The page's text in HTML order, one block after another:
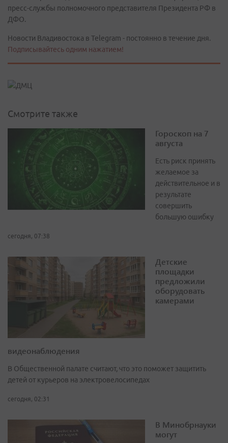
пресс-службы полномочного представителя Президента РФ в
ДФО.
Новости Владивостока в Telegram - постоянно в течение дня.
Подписывайтесь одним нажатием!
Смотрите также
Гороскоп на 7
августа
Есть риск принять
желаемое за
действительное и в
результате
совершить
большую ошибку
сегодня, 07:38
Детские
площадки
предложили
оборудовать
камерами
видеонаблюдения
В Общественной палате считают, что это поможет защитить
детей от курьеров на электровелосипедах
сегодня, 02:31
В Минобрнауки
могут